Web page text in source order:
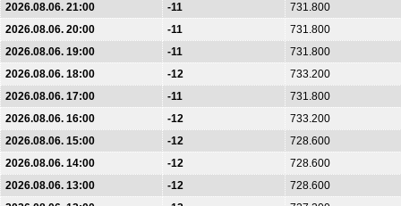
2026.08.06. 21:00
-11
731.800
2026.08.06. 20:00
-11
731.800
2026.08.06. 19:00
-11
731.800
2026.08.06. 18:00
-12
733.200
2026.08.06. 17:00
-11
731.800
2026.08.06. 16:00
-12
733.200
2026.08.06. 15:00
-12
728.600
2026.08.06. 14:00
-12
728.600
2026.08.06. 13:00
-12
728.600